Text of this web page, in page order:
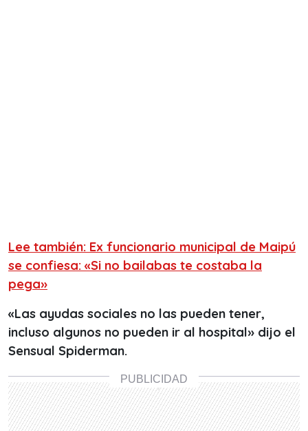
Lee también: Ex funcionario municipal de Maipú
se confiesa: «Si no bailabas te costaba la
pega»
«Las ayudas sociales no las pueden tener,
incluso algunos no pueden ir al hospital» dijo el
Sensual Spiderman.